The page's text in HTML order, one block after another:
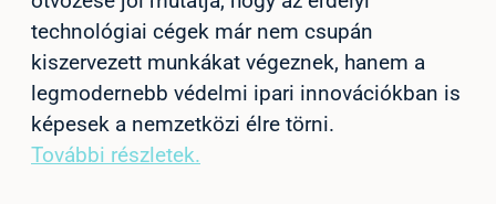
technológiai cégek már nem csupán
kiszervezett munkákat végeznek, hanem a
legmodernebb védelmi ipari innovációkban is
képesek a nemzetközi élre törni.
További részletek.